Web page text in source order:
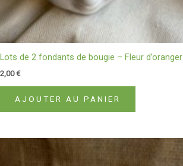
Lots de 2 fondants de bougie – Fleur d’oranger
2,00€
AJOUTER AU PANIER